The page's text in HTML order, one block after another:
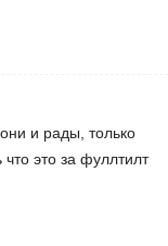
и рады, только
это за фуллтилт